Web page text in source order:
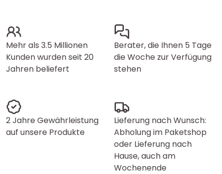
Mehr als 3.5 Millionen
Kunden wurden seit 20
Jahren beliefert
Berater, die Ihnen 5 Tage
die Woche zur Verfügung
stehen
2 Jahre Gewährleistung
auf unsere Produkte
Lieferung nach Wunsch:
Abholung im Paketshop
oder Lieferung nach
Hause, auch am
Wochenende